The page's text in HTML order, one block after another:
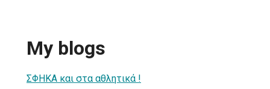
My blogs
ΣΦΗΚΑ και στα αθλητικά !